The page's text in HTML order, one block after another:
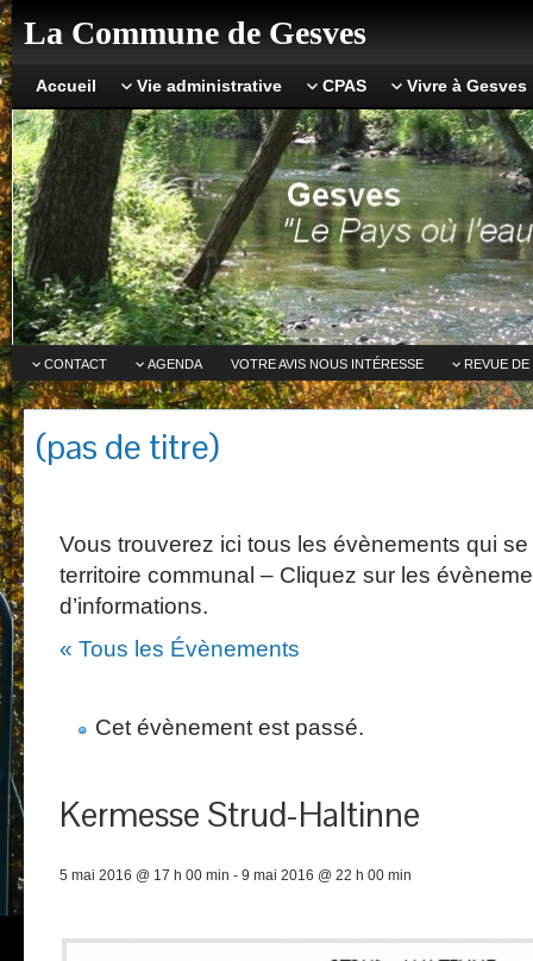
La Commune de Gesves
Accueil Vie administrative CPAS Vivre à Gesves
CONTACT AGENDA VOTRE AVIS NOUS INTÉRESSE REVUE DE
(pas de titre)
Vous trouverez ici tous les évènements qui
territoire communal – Cliquez sur les
d’informations.
« Tous les Évènements
Cet évènement est passé.
Kermesse Strud-Haltinne
5 mai 2016 @ 17 h 00 min - 9 mai 2016 @ 22 h 00 min